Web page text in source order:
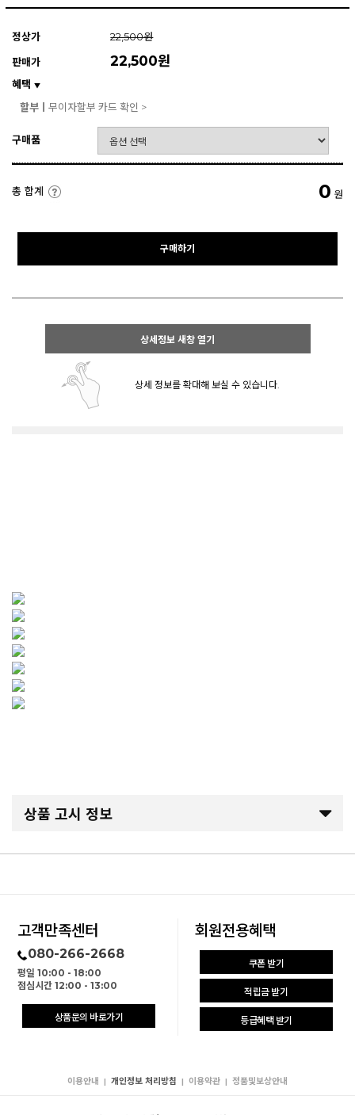
정상가
22,500원
판매가
22,500원
혜택 ▼
할부ㅣ 무이자할부 카드 확인 >
구매품
총 합계 0 원
구매하기
상세정보 새창 열기
상세 정보를 확대해 보실 수 있습니다.
상품 고시 정보
고객만족센터
080-266-2668
평일 10:00 - 18:00
점심시간 12:00 - 13:00
상품문의 바로가기
회원전용혜택
쿠폰 받기
적립금 받기
등급혜택 받기
이용안내 | 개인정보 처리방침 | 이용약관 | 정품및보상안내